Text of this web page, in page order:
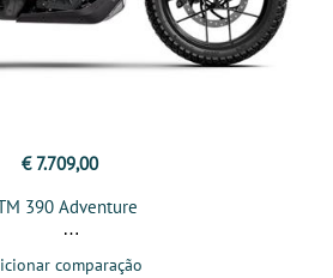
€ 7.709,00
390 Adventure
comparação